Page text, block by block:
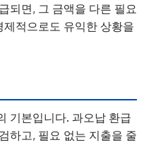
되면, 그 금액을 다른 필요
적으로도 유익한 상황을
기본입니다. 과오납 환급
하고, 필요 없는 지출을 줄